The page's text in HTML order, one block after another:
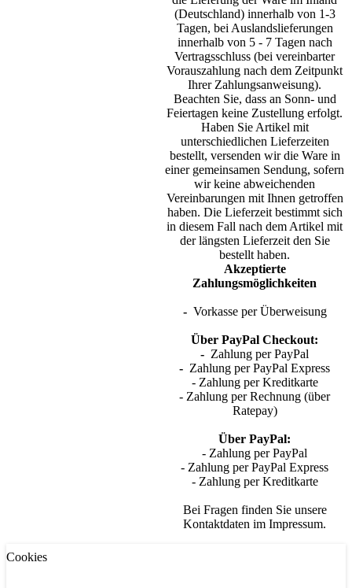
(Deutschland) innerhalb von 1-3
Tagen, bei Auslandslieferungen
innerhalb von 5 - 7 Tagen nach
Vertragsschluss (bei vereinbarter
Vorauszahlung nach dem Zeitpunkt
Ihrer Zahlungsanweisung).
Beachten Sie, dass an Sonn- und
Feiertagen keine Zustellung erfolgt.
Haben Sie Artikel mit
unterschiedlichen Lieferzeiten
bestellt, versenden wir die Ware in
einer gemeinsamen Sendung, sofern
wir keine abweichenden
Vereinbarungen mit Ihnen getroffen
haben. Die Lieferzeit bestimmt sich
in diesem Fall nach dem Artikel mit
der längsten Lieferzeit den Sie
bestellt haben.
Akzeptierte
Zahlungsmöglichkeiten
- Vorkasse per Überweisung
Über PayPal Checkout:
- Zahlung per PayPal
- Zahlung per PayPal Express
- Zahlung per Kreditkarte
- Zahlung per Rechnung (über
Ratepay)
Über PayPal:
- Zahlung per PayPal
- Zahlung per PayPal Express
- Zahlung per Kreditkarte
Bei Fragen finden Sie unsere
Kontaktdaten im Impressum.
Cookies